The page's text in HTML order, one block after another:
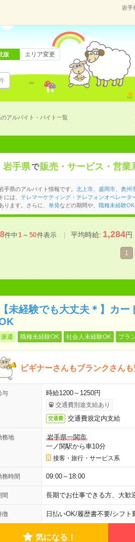
岩手
版 エリア変更
アルバイト・バイト一覧
岩手県で 販売・サービス・営業
手県のアルバイト情報です。 北上市、 盛岡市、 奥州
トには、 テレマーケティング・テレフォンオペレータ
ります。さらに、
単発などの期間や、 職種未経験OK
件中1～50件表示 平均時給:1,284円
1
【未経験でも大丈夫＊】カ
派遣 職種未経験OK 社会人未経験OK ブラ
ビギナーさんもブランクさん
与 時給1200～1250円
交通費別途支給あり
交通費 交通費規定内支給
務地
岩手県一関市
一ノ関駅から車10分
接客・旅行・サービス系
務時間 09:00～18:00
間 長期でお仕事できる方、大歓
徴 日払いOK/履歴書不要/シフト
気になる！